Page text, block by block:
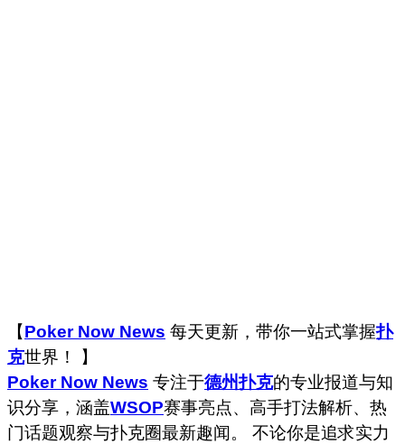
【Poker Now News 每天更新，带你一站式掌握扑
克世界！ 】
Poker Now News 专注于德州扑克的专业报道与知
识分享，涵盖WSOP赛事亮点、高手打法解析、热
门话题观察与扑克圈最新趣闻。 不论你是追求实力